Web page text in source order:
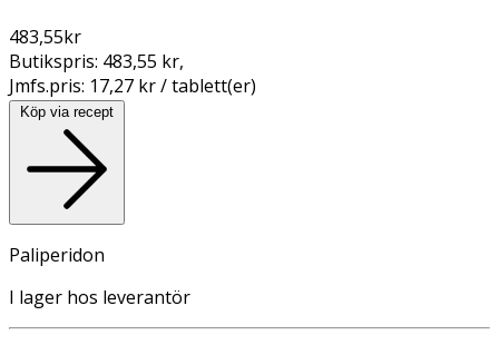
483,55kr
Butikspris: 483,55 kr,
Jmfs.pris: 17,27 kr / tablett(er)
Köp via recept
Paliperidon
I lager hos leverantör